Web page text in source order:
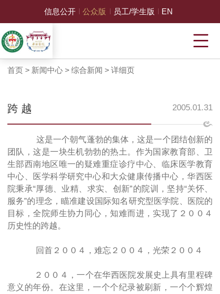
信息公开 公众版 员工/学生版 EN
首页 > 新闻中心> 综合新闻 > 详细页
跨 越 2005.01.31
这是一个朝气蓬勃的集体，这是一个团结创新的
团队，这是一块生机勃勃的热土。作为国家教育部、卫
生部西南地区唯一的疑难重症诊疗中心、临床医学教育
中心、医学科学研究中心和大众健康传播中心，华西医
院秉承“厚德、业精、求实、创新”的院训，坚持“关怀、
服务”的理念，瞄准建设国际知名研究型医学院、医院的
目标，全院师生协力同心，知难而进，实现了２００４
历史性的跨越。
回首２００４，难忘２００４，光荣２００４
２００４，一个在华西医院发展史上具有里程碑
意义的年份。在这里，一个个纪录被刷新，一个个辉煌